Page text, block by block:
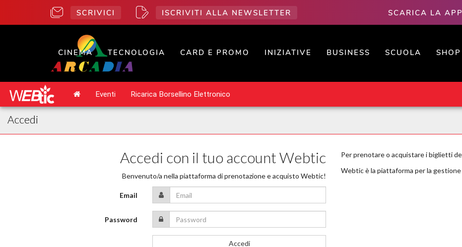
SCRIVICI ISCRIVITI ALLA NEWSLETTER SCARICA LA APP
CINEMA TECNOLOGIA CARD E PROMO INIZIATIVE BUSINESS SCUOLA SHOP